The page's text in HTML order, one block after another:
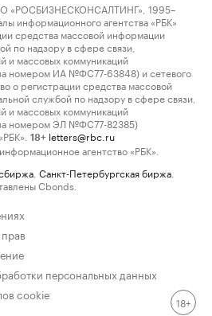
«РОСБИЗНЕСКОНСАЛТИНГ», 1995–
информационного агентства «РБК»
средства массовой информации
по надзору в сфере связи,
и массовых коммуникаций
номером ИА №ФС77-63848) и сетевого
о регистрации средства массовой
службой по надзору в сфере связи,
и массовых коммуникаций
номером ЭЛ №ФС77-82385)
18+ letters@rbc.ru
агентство «РБК».
Санкт-Петербургская биржа
Cbonds.
персональных данных
cookie
18+